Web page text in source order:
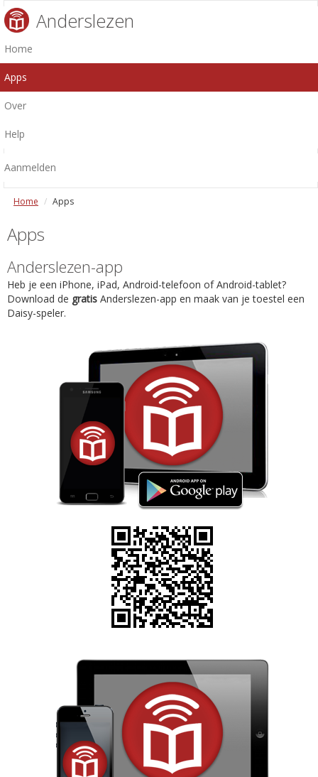
Anderslezen
Home
Apps
Over
Help
Aanmelden
Home Apps
Apps
Anderslezen-app
Heb je een iPhone, iPad, Android-telefoon of Android-tablet?
Download de gratis Anderslezen-app en maak van je toestel een
Daisy-speler.